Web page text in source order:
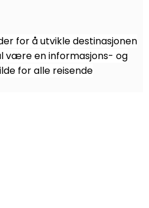
for å utvikle destinasjonen
være en informasjons- og
for alle reisende